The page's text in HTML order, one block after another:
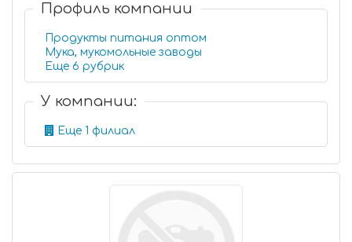
Профиль компании
Продукты питания оптом
Мука, мукомольные заводы
Еще 6 рубрик
У компании:
Еще 1 филиал